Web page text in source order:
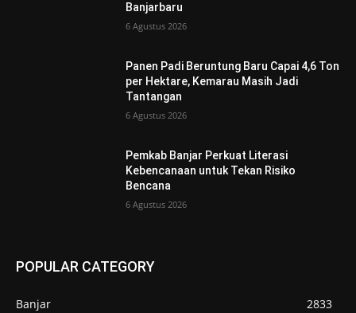
Banjarbaru
6 Agustus 2026
Panen Padi Beruntung Baru Capai 4,6 Ton
per Hektare, Kemarau Masih Jadi
Tantangan
6 Agustus 2026
Pemkab Banjar Perkuat Literasi
Kebencanaan untuk Tekan Risiko
Bencana
6 Agustus 2026
POPULAR CATEGORY
Banjar
2833